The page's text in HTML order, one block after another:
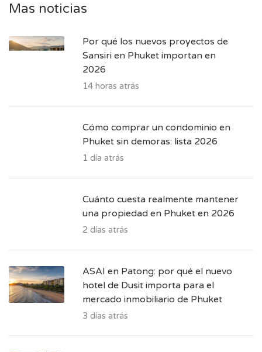
Mas noticias
Por qué los nuevos proyectos de
Sansiri en Phuket importan en
2026
14 horas atrás
Cómo comprar un condominio en
Phuket sin demoras: lista 2026
1 día atrás
Cuánto cuesta realmente mantener
una propiedad en Phuket en 2026
2 días atrás
ASAI en Patong: por qué el nuevo
hotel de Dusit importa para el
mercado inmobiliario de Phuket
3 días atrás